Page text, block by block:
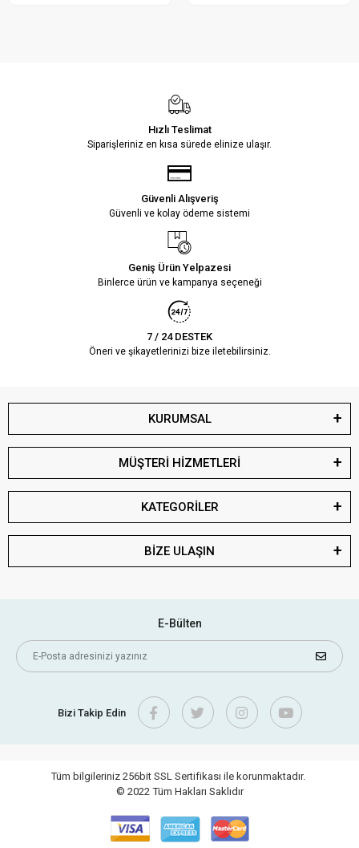
Hızlı Teslimat
Siparişleriniz en kısa sürede elinize ulaşır.
Güvenli Alışveriş
Güvenli ve kolay ödeme sistemi
Geniş Ürün Yelpazesi
Binlerce ürün ve kampanya seçeneği
7 / 24 DESTEK
Öneri ve şikayetlerinizi bize iletebilirsiniz.
KURUMSAL
MÜŞTERİ HİZMETLERİ
KATEGORİLER
BİZE ULAŞIN
E-Bülten
Bizi Takip Edin
Tüm bilgileriniz 256bit SSL Sertifikası ile korunmaktadır.
© 2022 Tüm Hakları Saklıdır